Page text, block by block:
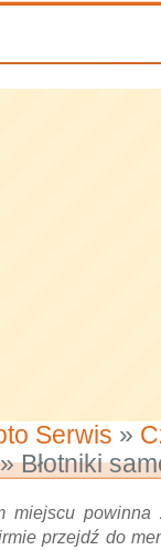
Serwis »
Błotniki
miejscu powinna
przejdź do